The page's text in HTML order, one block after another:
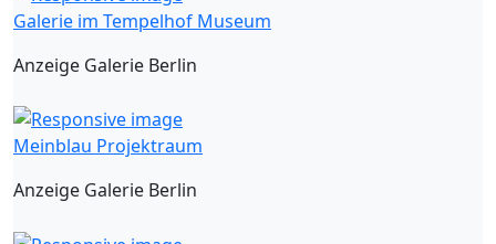
Galerie im Tempelhof Museum
Anzeige Galerie Berlin
Meinblau Projektraum
Anzeige Galerie Berlin